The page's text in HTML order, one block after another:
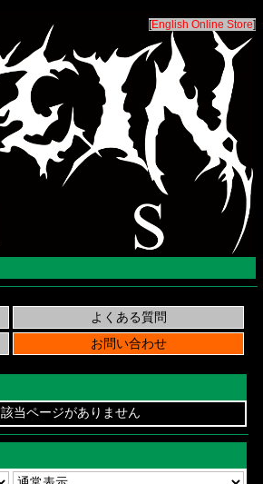
[English Online Store]
該当ページがありません